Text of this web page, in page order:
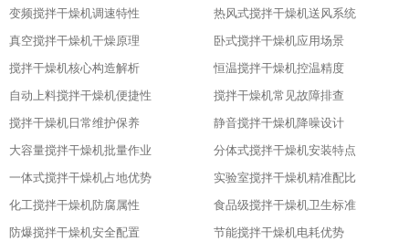
变频搅拌干燥机调速特性
热风式搅拌干燥机送风系统
真空搅拌干燥机干燥原理
卧式搅拌干燥机应用场景
搅拌干燥机核心构造解析
恒温搅拌干燥机控温精度
自动上料搅拌干燥机便捷性
搅拌干燥机常见故障排查
搅拌干燥机日常维护保养
静音搅拌干燥机降噪设计
大容量搅拌干燥机批量作业
分体式搅拌干燥机安装特点
一体式搅拌干燥机占地优势
实验室搅拌干燥机精准配比
化工搅拌干燥机防腐属性
食品级搅拌干燥机卫生标准
防爆搅拌干燥机安全配置
节能搅拌干燥机电耗优势